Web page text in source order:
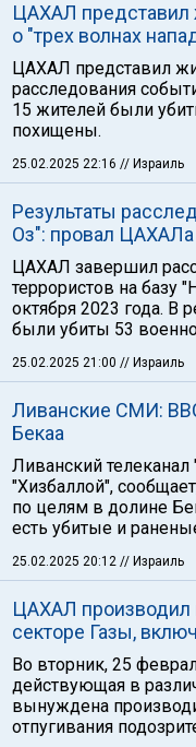
ЦАХАЛ представил
о "трех волнах
ЦАХАЛ представил
расследования
15 жителей были
похищены.
25.02.2025 22:16 // Израиль
Результаты
Оз": провал ЦАХАЛа
ЦАХАЛ завершил
террористов на базу
октября 2023 года. В
были убиты 53
25.02.2025 21:00 // Израиль
Ливанские СМИ:
Бекаа
Ливанский
"Хизбаллой",
по целям в долине
есть убитые и
25.02.2025 20:12 // Израиль
ЦАХАЛ производил
секторе Газы,
Во вторник, 25
действующая в
вынуждена
отпугивания